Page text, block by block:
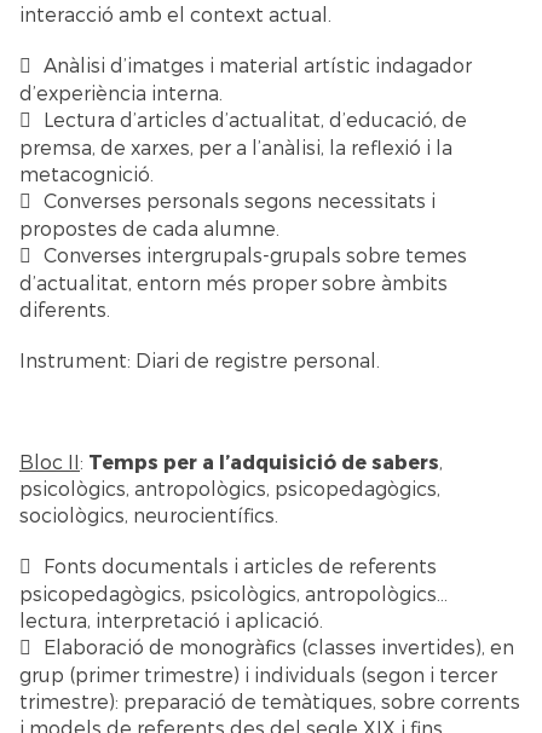
interacció amb el context actual.
Anàlisi d’imatges i material artístic indagador
d’experiència interna.
Lectura d’articles d’actualitat, d’educació, de
premsa, de xarxes, per a l’anàlisi, la reflexió i la
metacognició.
Converses personals segons necessitats i
propostes de cada alumne.
Converses intergrupals-grupals sobre temes
d’actualitat, entorn més proper sobre àmbits
diferents.
Instrument: Diari de registre personal.
Bloc II: Temps per a l’adquisició de sabers
psicològics, antropològics, psicopedagògics,
sociològics, neurocientífics.
Fonts documentals i articles de referents
psicopedagògics, psicològics, antropològics…
lectura, interpretació i aplicació.
Elaboració de monogràfics (classes invertides), en
grup (primer trimestre) i individuals (segon i tercer
trimestre): preparació de temàtiques, sobre corrents
i models de referents des del segle XIX i fins